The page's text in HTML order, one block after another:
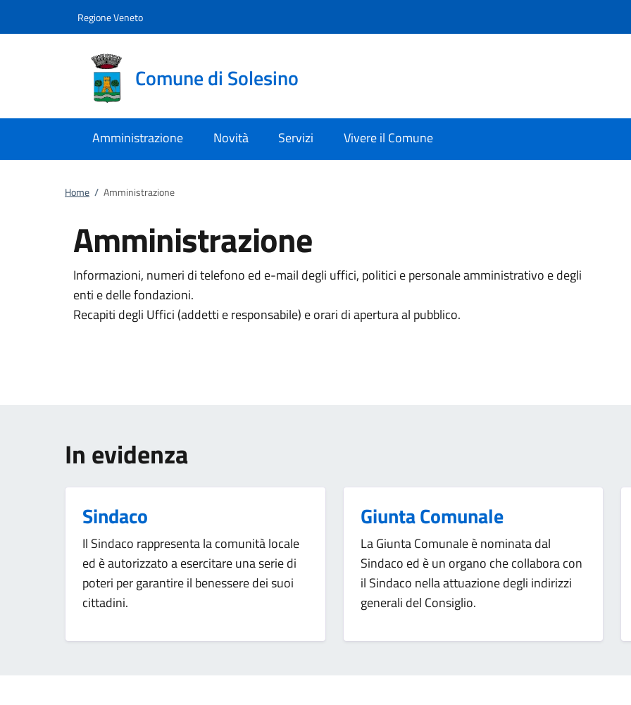
Regione Veneto
Comune di Solesino
Amministrazione Novità Servizi Vivere il Comune
Home / Amministrazione
Amministrazione
Informazioni, numeri di telefono ed e-mail degli uffici, politici e personale amministrativo e degli
enti e delle fondazioni.
Recapiti degli Uffici (addetti e responsabile) e orari di apertura al pubblico.
In evidenza
Sindaco
Il Sindaco rappresenta la comunità locale
ed è autorizzato a esercitare una serie di
poteri per garantire il benessere dei suoi
cittadini.
Giunta Comunale
La Giunta Comunale è nominata dal
Sindaco ed è un organo che collabora con
il Sindaco nella attuazione degli indirizzi
generali del Consiglio.